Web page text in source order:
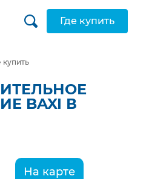
Где купить
купить
BAXI В
На карте